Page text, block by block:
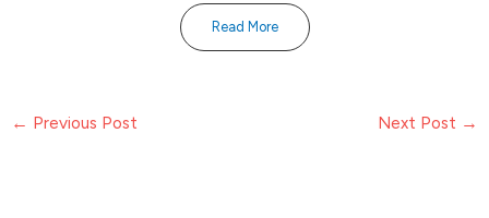
Read More
← Previous Post Next Post →